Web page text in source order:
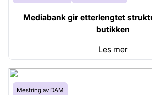
Mediabank gir etterlengtet
butikken
Les mer
Mestring av DAM